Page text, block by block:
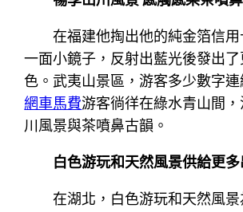
在福建他掏出他的純金箔信
一面小鏡子，反射出藍光後發出
色。武夷山景區，游客多少數字
網車馬費游客徜徉在綠水青山間
川風景與茶噴鼻古韻。
白色游玩和天然風景供給更
在湖北，白色游玩和天然風